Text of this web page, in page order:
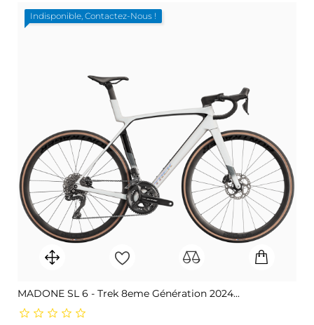
Indisponible, Contactez-Nous !
MADONE SL 6 - Trek 8eme Génération 2024...